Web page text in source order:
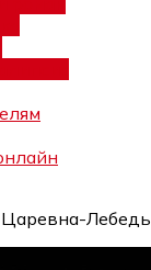
Царевна-Лебедь